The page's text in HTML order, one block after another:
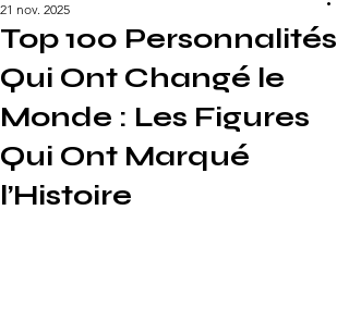
Top 100 Personnalités
Qui Ont Changé le
Monde : Les Figures
Qui Ont Marqué
l’Histoire
21 nov. 2025